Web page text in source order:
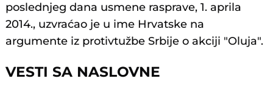
poslednjeg dana usmene rasprave, 1. aprila
2014., uzvraćao je u ime Hrvatske na
argumente iz protivtužbe Srbije o akciji "Oluja".
VESTI SA NASLOVNE